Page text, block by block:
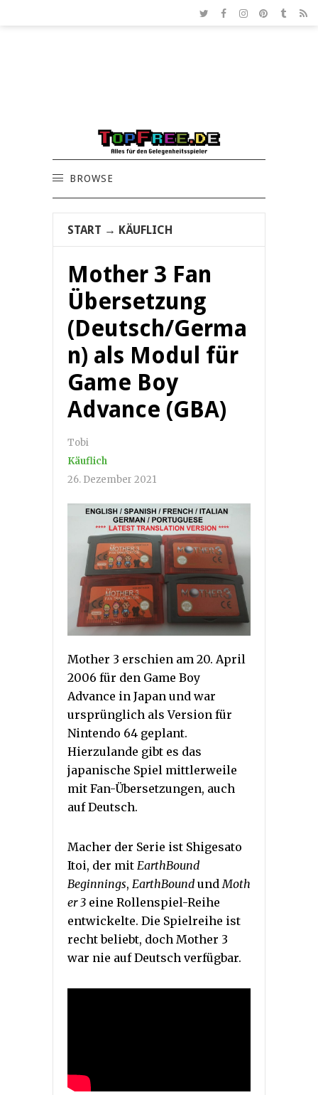
BROWSE
START → KÄUFLICH
Mother 3 Fan
Übersetzung
(Deutsch/Germa
n) als Modul für
Game Boy
Advance (GBA)
Tobi
Käuflich
26. Dezember 2021
Mother 3 erschien am 20. April
2006 für den Game Boy
Advance in Japan und war
ursprünglich als Version für
Nintendo 64 geplant.
Hierzulande gibt es das
japanische Spiel mittlerweile
mit Fan-Übersetzungen, auch
auf Deutsch.
Macher der Serie ist Shigesato
Itoi, der mit EarthBound
Beginnings, EarthBound und Moth
er 3 eine Rollenspiel-Reihe
entwickelte. Die Spielreihe ist
recht beliebt, doch Mother 3
war nie auf Deutsch verfügbar.